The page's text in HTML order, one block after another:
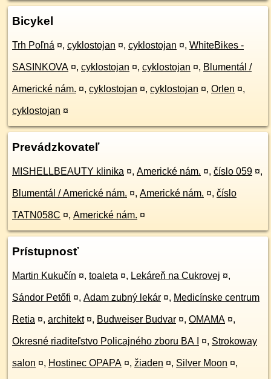
Bicykel
Trh Poľná ¤, cyklostojan ¤, cyklostojan ¤, WhiteBikes -
SASINKOVA ¤, cyklostojan ¤, cyklostojan ¤, Blumentál /
Americké nám. ¤, cyklostojan ¤, cyklostojan ¤, Orlen ¤,
cyklostojan ¤
Prevádzkovateľ
MISHELLBEAUTY klinika ¤, Americké nám. ¤, číslo 059 ¤,
Blumentál / Americké nám. ¤, Americké nám. ¤, číslo
TATN058C ¤, Americké nám. ¤
Prístupnosť
Martin Kukučín ¤, toaleta ¤, Lekáreň na Cukrovej ¤,
Sándor Petőfi ¤, Adam zubný lekár ¤, Medicínske centrum
Retia ¤, architekt ¤, Budweiser Budvar ¤, OMAMA ¤,
Okresné riaditeľstvo Policajného zboru BA I ¤, Strokoway
salon ¤, Hostinec OPAPA ¤, žiaden ¤, Silver Moon ¤,